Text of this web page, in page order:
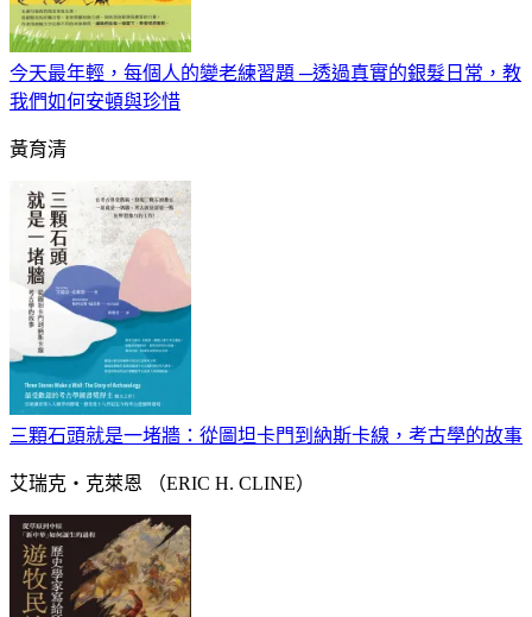
今天最年輕，每個人的變老練習題 ─透過真實的銀髮日常，教
我們如何安頓與珍惜
黃育清
三顆石頭就是一堵牆：從圖坦卡門到納斯卡線，考古學的故事
艾瑞克‧克萊恩 （ERIC H. CLINE）